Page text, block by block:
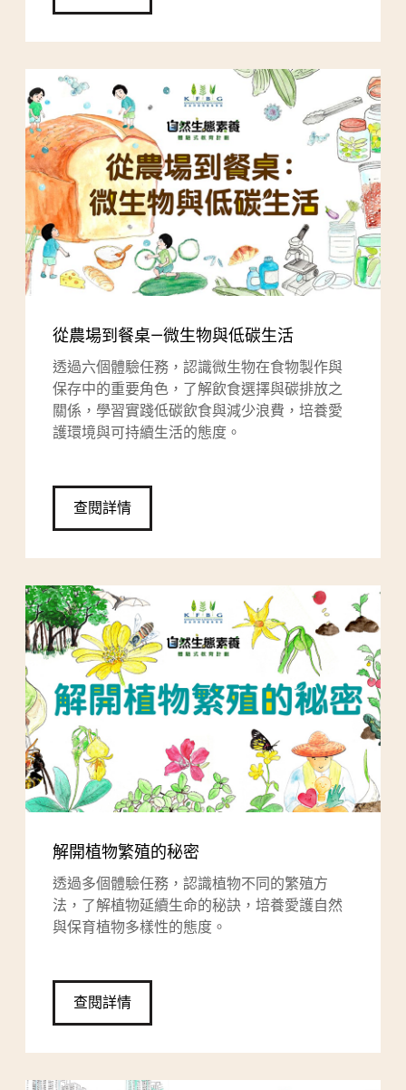
從農場到餐桌—微生物與低碳生活
透過六個體驗任務，認識微生物在食物製作與
保存中的重要角色，了解飲食選擇與碳排放之
關係，學習實踐低碳飲食與減少浪費，培養愛
護環境與可持續生活的態度。
查閱詳情
解開植物繁殖的秘密
透過多個體驗任務，認識植物不同的繁殖方
法，了解植物延續生命的秘訣，培養愛護自然
與保育植物多樣性的態度。
查閱詳情